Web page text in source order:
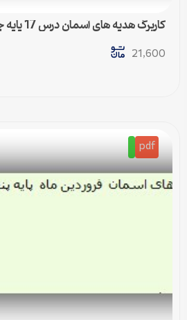
کاربرگ هدیه های آسمان درس 17 پایه چهارم ابتدایی
21,600
pdf